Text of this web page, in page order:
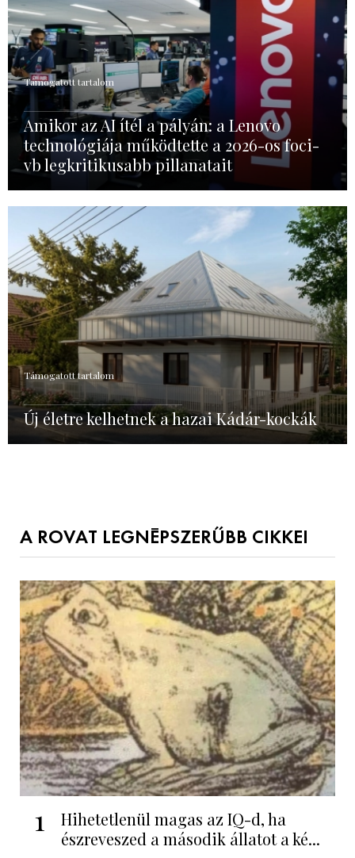
Támogatott tartalom
Amikor az AI ítél a pályán: a Lenovo
technológiája működtette a 2026-os foci-
vb legkritikusabb pillanatait
Támogatott tartalom
Új életre kelhetnek a hazai Kádár-kockák
A ROVAT LEGNÉPSZERŰBB CIKKEI
1
Hihetetlenül magas az IQ-d, ha
észreveszed a második állatot a ké...